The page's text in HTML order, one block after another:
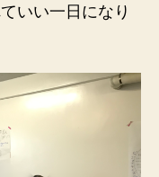
いい一日になり